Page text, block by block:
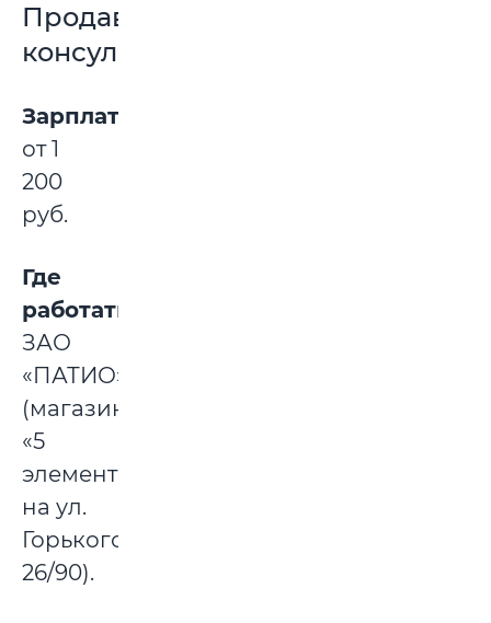
Продавец-
консультант
Зарплата:
от 1
200
руб.
Где
работать:
ЗАО
«ПАТИО»
(магазин
«5
элемент»
на ул.
Горького,
26/90).